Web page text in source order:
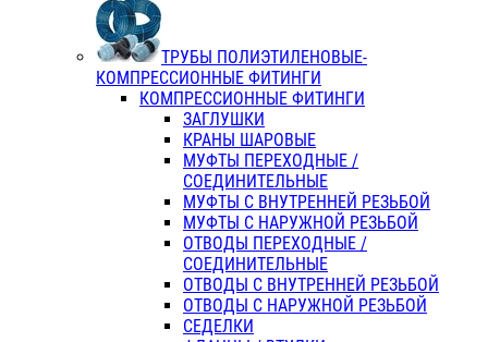
ТРУБЫ ПОЛИЭТИЛЕНОВЫЕ-
КОМПРЕССИОННЫЕ ФИТИНГИ
КОМПРЕССИОННЫЕ ФИТИНГИ
ЗАГЛУШКИ
КРАНЫ ШАРОВЫЕ
МУФТЫ ПЕРЕХОДНЫЕ /
СОЕДИНИТЕЛЬНЫЕ
МУФТЫ С ВНУТРЕННЕЙ РЕЗЬБОЙ
МУФТЫ С НАРУЖНОЙ РЕЗЬБОЙ
ОТВОДЫ ПЕРЕХОДНЫЕ /
СОЕДИНИТЕЛЬНЫЕ
ОТВОДЫ С ВНУТРЕННЕЙ РЕЗЬБОЙ
ОТВОДЫ С НАРУЖНОЙ РЕЗЬБОЙ
СЕДЕЛКИ